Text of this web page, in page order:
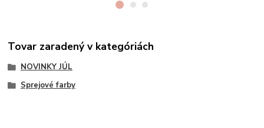
Tovar zaradený v kategóriách
NOVINKY JÚL
Sprejové farby